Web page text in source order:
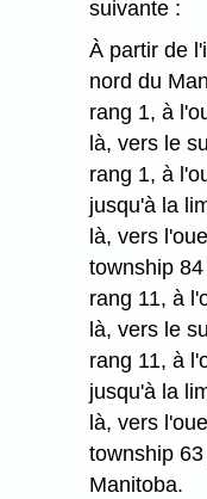
suivante :
À partir de
nord du
rang 1, à
là, vers le
rang 1, à
jusqu'à la
là, vers
township
rang 11, à
là, vers le
rang 11, à
jusqu'à la
là, vers
township
Manitoba.